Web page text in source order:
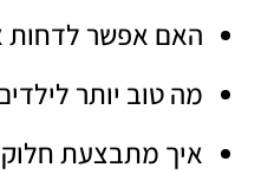
האם אפשר לדחות
מה טוב יותר
איך מתבצעת